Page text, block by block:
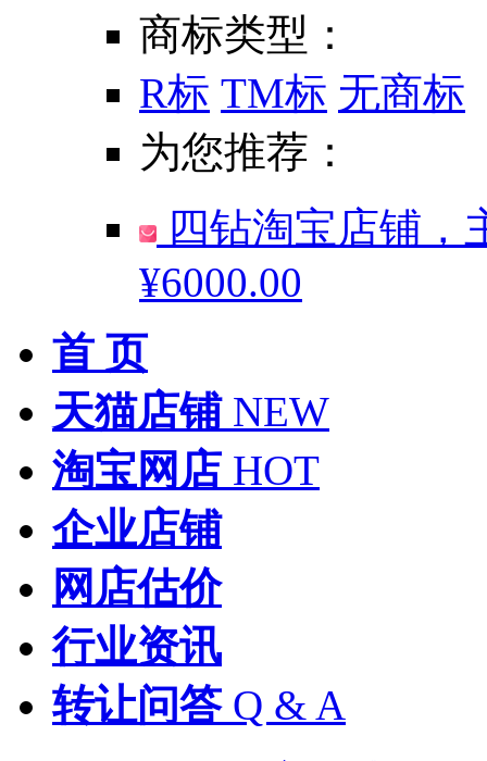
商标类型：
R标 TM标 无商标
为您推荐：
四钻淘宝店铺，
¥6000.00
首 页
天猫店铺 NEW
淘宝网店 HOT
企业店铺
网店估价
行业资讯
转让问答 Q & A